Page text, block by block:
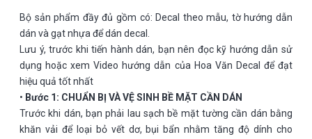
Bộ sản phẩm đầy đủ gồm có: Decal theo mẫu, tờ hướng dẫn
dán và gạt nhựa để dán decal.
Lưu ý, trước khi tiến hành dán, bạn nên đọc kỹ hướng dẫn sử
dụng hoặc xem Video hướng dẫn của Hoa Văn Decal để đạt
hiệu quả tốt nhất
• Bước 1: CHUẨN BỊ VÀ VỆ SINH BỀ MẶT CẦN DÁN
Trước khi dán, bạn phải lau sạch bề mặt tường cần dán bằng
khăn vải để loại bỏ vết dơ, bụi bẩn nhằm tăng độ dính cho